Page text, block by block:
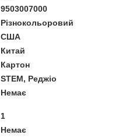
9503007000
Різнокольоровий
США
Китай
Картон
STEM, Реджіо
Немає
1
Немає